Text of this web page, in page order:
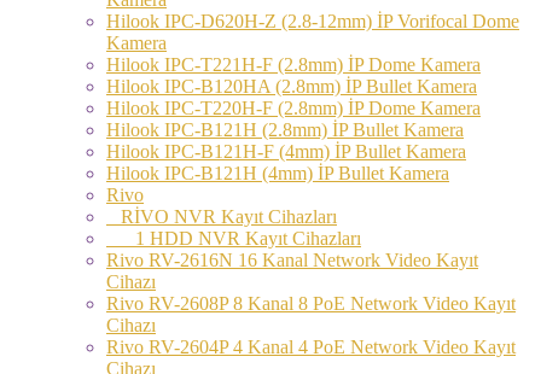
Hilook IPC-D620H-Z (2.8-12mm) İP Vorifocal Dome
Kamera
Hilook IPC-T221H-F (2.8mm) İP Dome Kamera
Hilook IPC-B120HA (2.8mm) İP Bullet Kamera
Hilook IPC-T220H-F (2.8mm) İP Dome Kamera
Hilook IPC-B121H (2.8mm) İP Bullet Kamera
Hilook IPC-B121H-F (4mm) İP Bullet Kamera
Hilook IPC-B121H (4mm) İP Bullet Kamera
Rivo
RİVO NVR Kayıt Cihazları
1 HDD NVR Kayıt Cihazları
Rivo RV-2616N 16 Kanal Network Video Kayıt
Cihazı
Rivo RV-2608P 8 Kanal 8 PoE Network Video Kayıt
Cihazı
Rivo RV-2604P 4 Kanal 4 PoE Network Video Kayıt
Cihazı